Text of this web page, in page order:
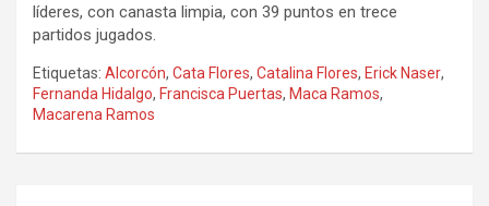
líderes, con canasta limpia, con 39 puntos en trece
partidos jugados.
Etiquetas: Alcorcón, Cata Flores, Catalina Flores, Erick Naser,
Fernanda Hidalgo, Francisca Puertas, Maca Ramos,
Macarena Ramos